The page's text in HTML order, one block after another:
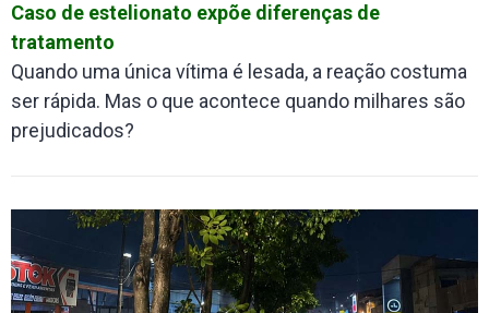
Caso de estelionato expõe diferenças de
tratamento
Quando uma única vítima é lesada, a reação costuma
ser rápida. Mas o que acontece quando milhares são
prejudicados?